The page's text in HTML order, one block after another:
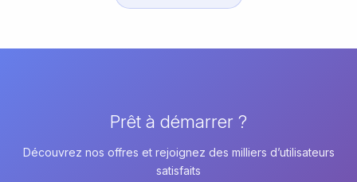
Prêt à démarrer ?
Découvrez nos offres et rejoignez des milliers d’utilisateurs
satisfaits